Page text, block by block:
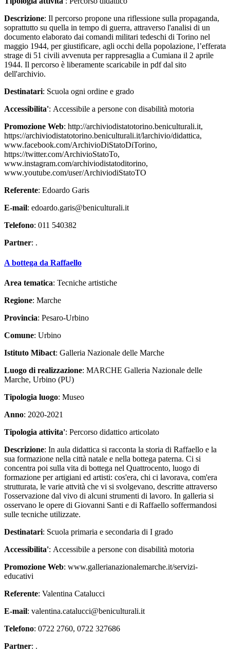
Descrizione: Il percorso propone una riflessione sulla propaganda,
soprattutto su quella in tempo di guerra, attraverso l'analisi di un
documento elaborato dai comandi militari tedeschi di Torino nel
maggio 1944, per giustificare, agli occhi della popolazione, l’efferata
strage di 51 civili avvenuta per rappresaglia a Cumiana il 2 aprile
1944. Il percorso è liberamente scaricabile in pdf dal sito
dell'archivio.
Destinatari: Scuola ogni ordine e grado
Accessibilita': Accessibile a persone con disabilità motoria
Promozione Web: http://archiviodistatotorino.beniculturali.it,
https://archiviodistatotorino.beniculturali.it/larchivio/didattica,
www.facebook.com/ArchivioDiStatoDiTorino,
https://twitter.com/ArchivioStatoTo,
www.instagram.com/archiviodistatoditorino,
www.youtube.com/user/ArchiviodiStatoTO
Referente: Edoardo Garis
E-mail: edoardo.garis@beniculturali.it
Telefono: 011 540382
Partner: .
A bottega da Raffaello
Area tematica: Tecniche artistiche
Regione: Marche
Provincia: Pesaro-Urbino
Comune: Urbino
Istituto Mibact: Galleria Nazionale delle Marche
Luogo di realizzazione: MARCHE Galleria Nazionale delle
Marche, Urbino (PU)
Tipologia luogo: Museo
Anno: 2020-2021
Tipologia attivita': Percorso didattico articolato
Descrizione: In aula didattica si racconta la storia di Raffaello e la
sua formazione nella città natale e nella bottega paterna. Ci si
concentra poi sulla vita di bottega nel Quattrocento, luogo di
formazione per artigiani ed artisti: cos'era, chi ci lavorava, com'era
strutturata, le varie attvità che vi si svolgevano, descritte attraverso
l'osservazione dal vivo di alcuni strumenti di lavoro. In galleria si
osservano le opere di Giovanni Santi e di Raffaello soffermandosi
sulle tecniche utilizzate.
Destinatari: Scuola primaria e secondaria di I grado
Accessibilita': Accessibile a persone con disabilità motoria
Promozione Web: www.gallerianazionalemarche.it/servizi-
educativi
Referente: Valentina Catalucci
E-mail: valentina.catalucci@beniculturali.it
Telefono: 0722 2760, 0722 327686
Partner: .